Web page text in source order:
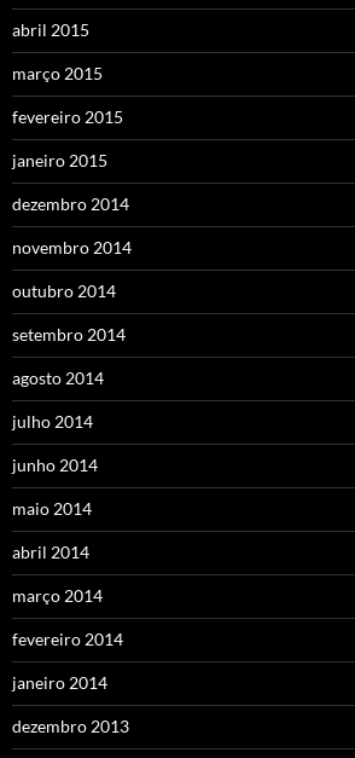
abril 2015
março 2015
fevereiro 2015
janeiro 2015
dezembro 2014
novembro 2014
outubro 2014
setembro 2014
agosto 2014
julho 2014
junho 2014
maio 2014
abril 2014
março 2014
fevereiro 2014
janeiro 2014
dezembro 2013